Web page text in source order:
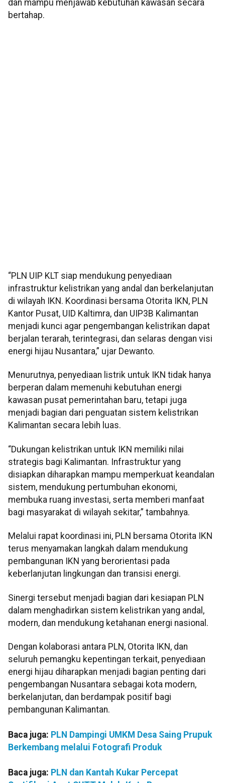
dan mampu menjawab kebutuhan kawasan secara
bertahap.
“PLN UIP KLT siap mendukung penyediaan
infrastruktur kelistrikan yang andal dan berkelanjutan
di wilayah IKN. Koordinasi bersama Otorita IKN, PLN
Kantor Pusat, UID Kaltimra, dan UIP3B Kalimantan
menjadi kunci agar pengembangan kelistrikan dapat
berjalan terarah, terintegrasi, dan selaras dengan visi
energi hijau Nusantara,” ujar Dewanto.
Menurutnya, penyediaan listrik untuk IKN tidak hanya
berperan dalam memenuhi kebutuhan energi
kawasan pusat pemerintahan baru, tetapi juga
menjadi bagian dari penguatan sistem kelistrikan
Kalimantan secara lebih luas.
“Dukungan kelistrikan untuk IKN memiliki nilai
strategis bagi Kalimantan. Infrastruktur yang
disiapkan diharapkan mampu memperkuat keandalan
sistem, mendukung pertumbuhan ekonomi,
membuka ruang investasi, serta memberi manfaat
bagi masyarakat di wilayah sekitar,” tambahnya.
Melalui rapat koordinasi ini, PLN bersama Otorita IKN
terus menyamakan langkah dalam mendukung
pembangunan IKN yang berorientasi pada
keberlanjutan lingkungan dan transisi energi.
Sinergi tersebut menjadi bagian dari kesiapan PLN
dalam menghadirkan sistem kelistrikan yang andal,
modern, dan mendukung ketahanan energi nasional.
Dengan kolaborasi antara PLN, Otorita IKN, dan
seluruh pemangku kepentingan terkait, penyediaan
energi hijau diharapkan menjadi bagian penting dari
pengembangan Nusantara sebagai kota modern,
berkelanjutan, dan berdampak positif bagi
pembangunan Kalimantan.
Baca juga: PLN Dampingi UMKM Desa Saing Prupuk
Berkembang melalui Fotografi Produk
Baca juga: PLN dan Kantah Kukar Percepat